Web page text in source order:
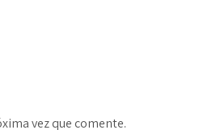
vez que comente.